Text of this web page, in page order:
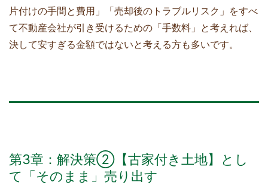
片付けの手間と費用」「売却後のトラブルリスク」をすべ
て不動産会社が引き受けるための「手数料」と考えれば、
決して安すぎる金額ではないと考える方も多いです。
第3章：解決策②【古家付き土地】とし
て「そのまま」売り出す